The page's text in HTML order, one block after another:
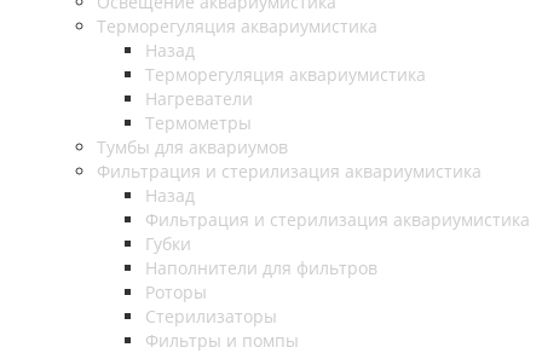
Терморегуляция аквариумистика
Назад
Терморегуляция аквариумистика
Нагреватели
Термометры
Тумбы для аквариумов
Фильтрация и стерилизация аквариумистика
Назад
Фильтрация и стерилизация аквариумистика
Губки
Наполнители для фильтров
Роторы
Стерилизаторы
Фильтры и помпы